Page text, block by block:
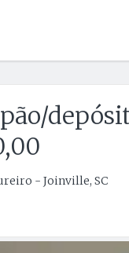
- Joinville, SC